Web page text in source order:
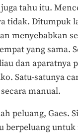
juga tahu itu.
tidak. Ditumpuk
menyebabkan
yang sama.
dan aparatnya
Satu-satunya
manual.
peluang, Gaes.
berpeluang untuk